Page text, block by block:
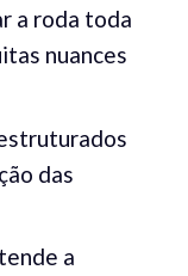
a roda toda
nuances
das
a